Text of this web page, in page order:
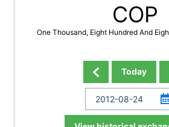
COP
One Thousand, Eight Hundred And
Today